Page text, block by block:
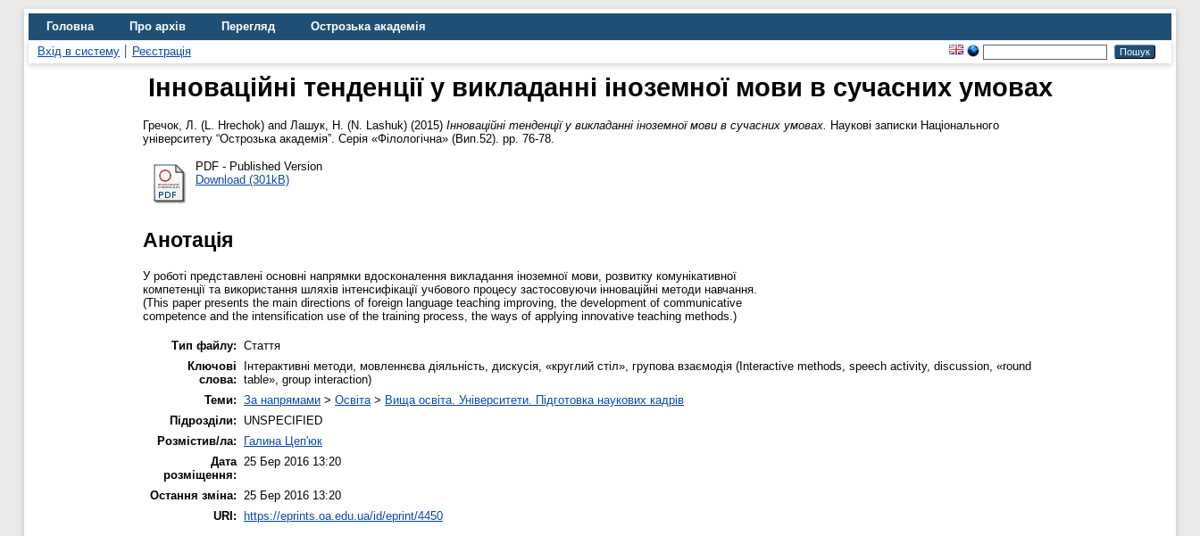
Головна Про архів Перегляд
Острозька академія
Вхід в систему
Реєстрація
Інноваційні тенденції у викладанні іноземної мови в сучасних умовах
Гречок, Л. (L. Hrechok) and Лашук, Н. (N. Lashuk) (2015) Інноваційні тенденції у викладанні іноземної мови в сучасних умовах.
Наукові записки Національного
університету “Острозька академія”. Серія «Філологічна» (Вип.52). pp. 76-78.
PDF - Published Version
Download (301kB)
Анотація
У роботі представлені основні напрямки вдосконалення викладання іноземної мови, розвитку комунікативної
компетенції та використання шляхів інтенсифікації учбового процесу застосовуючи інноваційні методи навчання.
(This paper presents the main directions of foreign language teaching improving, the development of communicative
competence and the intensification use of the training process, the ways of applying innovative teaching methods.)
Тип файлу: Стаття
Ключові
слова:
Iнтерактивні методи, мовленнєва діяльність, дискусія, «круглий стіл», групова взаємодія (Interactive methods, speech activity, discussion, «round
table», group interaction)
Теми: За напрямами > Освіта > Вища освіта. Університети. Підготовка наукових кадрів
Підрозділи:
UNSPECIFIED
Розмістив/ла:
Галина Цеп'юк
Дата
розміщення:
25 Бер 2016 13:20
Остання зміна:
25 Бер 2016 13:20
URI: https://eprints.oa.edu.ua/id/eprint/4450